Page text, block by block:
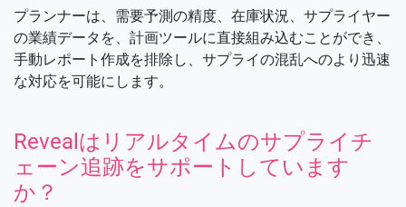
プランナーは、需要予測の精度、在庫状況、サプライヤー
の業績データを、計画ツールに直接組み込むことができ、
手動レポート作成を排除し、サプライの混乱へのより迅速
な対応を可能にします。
Revealはリアルタイムのサプライチ
ェーン追跡をサポートしています
か？